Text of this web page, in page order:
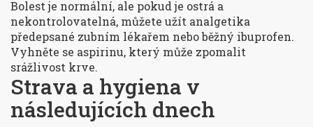
Bolest je normální, ale pokud je ostrá a
nekontrolovatelná, můžete užít analgetika
předepsané zubním lékařem nebo běžný ibuprofen.
Vyhněte se aspirinu, který může zpomalit
srážlivost krve.
Strava a hygiena v
následujících dnech